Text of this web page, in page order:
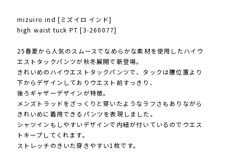
mizuiro ind [ミズイロ インド]
high waist tuck PT [3-260077]
25春夏から人気のスムースでなめらかな素材を使用したハイウ
エストタックパンツが秋冬展開で新登場。
きれいめのハイウエストタックパンツで、タックは腰位置より
下からデザインしておりウエスト前すっきり、
後ろギャザーデザインが特徴。
メンズトラッドをざっくりと穿いたようなラフさもありながら
きれいめに着用できるパンツを表現しました。
シャツインもしやすいデザインで内紐が付いているのでウエス
トキープしてくれます。
ストレッチのきいた穿きやすい1枚です。